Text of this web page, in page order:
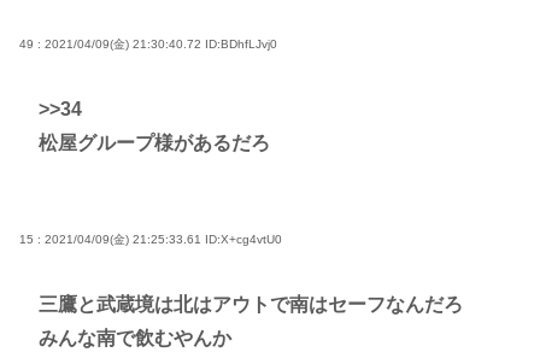
49 : 2021/04/09(金) 21:30:40.72 ID:BDhfLJvj0
>>34
松屋グループ様があるだろ
15 : 2021/04/09(金) 21:25:33.61 ID:X+cg4vtU0
三鷹と武蔵境は北はアウトで南はセーフなんだろ
みんな南で飲むやんか